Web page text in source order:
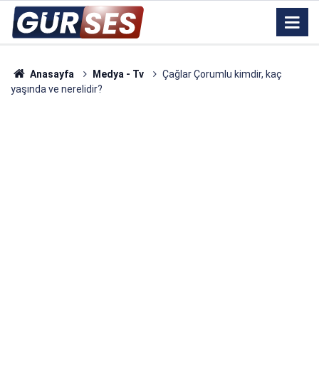
Anasayfa Medya - Tv
Çağlar Çorumlu kimdir, kaç
yaşında ve nerelidir?